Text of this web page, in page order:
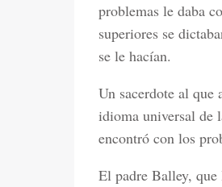
problemas le daba
superiores se
se le hacían.
Un sacerdote al que
idioma universal de
encontró con los
El padre Balley,